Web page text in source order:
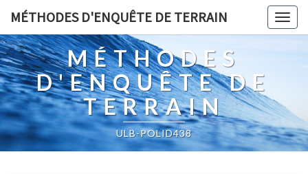
MÉTHODES D'ENQUÊTE DE TERRAIN
MÉTHODES
D'ENQUÊTE DE
TERRAIN
ULB-POLID438